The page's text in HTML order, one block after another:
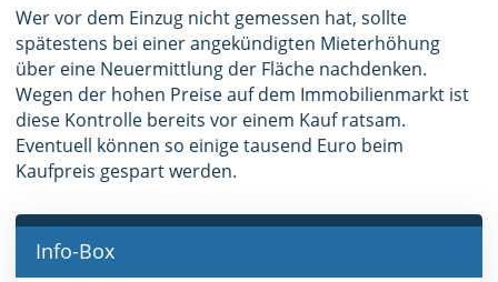
Wer vor dem Einzug nicht gemessen hat, sollte
spätestens bei einer angekündigten Mieterhöhung
über eine Neuermittlung der Fläche nachdenken.
Wegen der hohen Preise auf dem Immobilienmarkt ist
diese Kontrolle bereits vor einem Kauf ratsam.
Eventuell können so einige tausend Euro beim
Kaufpreis gespart werden.
Info-Box